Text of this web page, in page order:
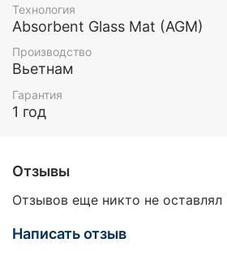
Технология
Absorbent Glass Mat (AGM)
Производство
Вьетнам
Гарантия
1 год
Отзывы
Отзывов еще никто не оставлял
Написать отзыв